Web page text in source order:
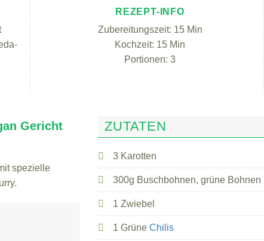
REZEPT-INFO
Zubereitungszeit: 15 Min
Kochzeit: 15 Min
Portionen: 3
Gericht
spezielle
ZUTATEN
3 Karotten
300g Buschbohnen, grüne Bohnen
1 Zwiebel
1 Grüne Chilis